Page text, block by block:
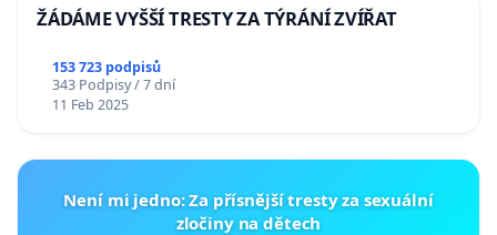
ŽÁDÁME VYŠŠÍ TRESTY ZA TÝRÁNÍ ZVÍŘAT
153 723 podpisů
343 Podpisy / 7 dní
11 Feb 2025
Není mi jedno: Za přísnější tresty za sexuální
zločiny na dětech